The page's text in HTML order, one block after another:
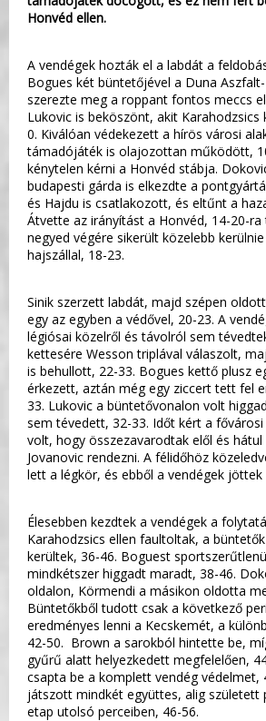
Honvéd ellen.
A vendégek hozták el a labdát a
Bogues két büntetőjével a Duna
szerezte meg a roppant fontos meccs
Lukovic is beköszönt, akit
0. Kiválóan védekezett a hírös városi
támadójáték is olajozottan működött,
kénytelen kérni a Honvéd stábja.
budapesti gárda is elkezdte a
és Hajdu is csatlakozott, és eltűnt a
Átvette az irányítást a Honvéd, 14-20-
negyed végére sikerült közelebb
hajszállal, 18-23.
Sinik szerzett labdát, majd szépen
egy az egyben a védővel, 20-23. A
légiósai közelről és távolról sem
kettesére Wesson triplával válaszolt,
is behullott, 22-33. Bogues kettő plusz
érkezett, aztán még egy ziccert tett fel
33. Lukovic a büntetővonalon volt
sem tévedett, 32-33. Időt kért a
volt, hogy összezavarodtak elől és
Jovanovic rendezni. A félidőhöz
lett a légkör, és ebből a vendégek jöttek
Élesebben kezdtek a vendégek a
Karahodzsics ellen faultoltak, a
kerültek, 36-46. Boguest
mindkétszer higgadt maradt, 38-46.
oldalon, Körmendi a másikon oldotta
Büntetőkből tudott csak a következő
eredményes lenni a Kecskemét, a
42-50. Brown a sarokból hintette be,
gyűrű alatt helyezkedett megfelelően,
csapta be a komplett vendég védelmet,
játszott mindkét együttes, alig született
etap utolsó perceiben, 46-56.